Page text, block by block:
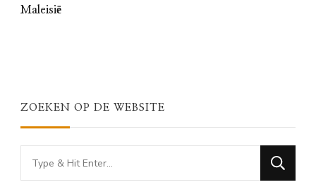
Maleisië
ZOEKEN OP DE WEBSITE
Looking
for